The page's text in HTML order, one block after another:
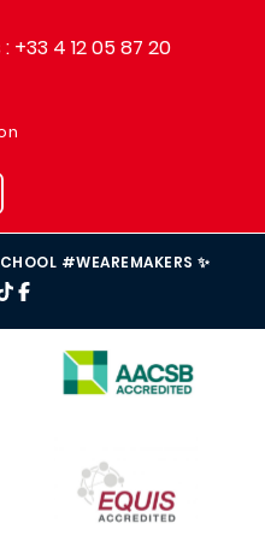
+33 4 12 05 87 20
#WEAREMAKERS ✨